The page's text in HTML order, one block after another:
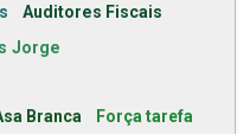
Auditores Fiscais
Jorge
Branca Força tarefa